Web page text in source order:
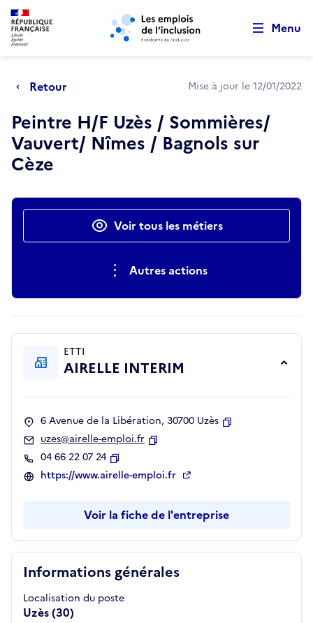
Aller au menu principal Aller au contenu principal
Menu
Retour Mise à jour le 12/01/2022
Peintre H/F Uzès / Sommières/
Vauvert/ Nîmes / Bagnols sur
Cèze
Actions rapidesVoir tous les métiers
Autres actions
Informations générales
Localisation du poste
Uzès (30)
ETTI
AIRELLE INTERIM
6 Avenue de la Libération, 30700 Uzès
uzes@airelle-emploi.fr
04 66 22 07 24
Copier
https://www.airelle-emploi.fr
Voir la fiche de l'entreprise
Retour au début de la page
Panneau de gestion des cookies